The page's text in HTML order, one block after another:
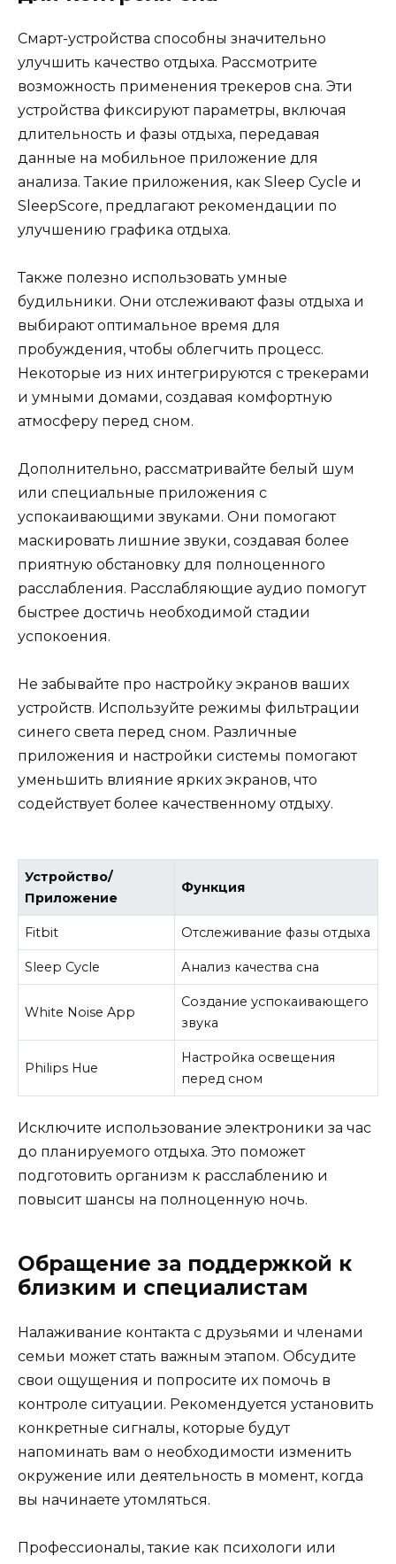
Смарт-устройства способны значительно
улучшить качество отдыха. Рассмотрите
возможность применения трекеров сна. Эти
устройства фиксируют параметры, включая
длительность и фазы отдыха, передавая
данные на мобильное приложение для
анализа. Такие приложения, как Sleep Cycle и
SleepScore, предлагают рекомендации по
улучшению графика отдыха.
Также полезно использовать умные
будильники. Они отслеживают фазы отдыха и
выбирают оптимальное время для
пробуждения, чтобы облегчить процесс.
Некоторые из них интегрируются с трекерами
и умными домами, создавая комфортную
атмосферу перед сном.
Дополнительно, рассматривайте белый шум
или специальные приложения с
успокаивающими звуками. Они помогают
маскировать лишние звуки, создавая более
приятную обстановку для полноценного
расслабления. Расслабляющие аудио помогут
быстрее достичь необходимой стадии
успокоения.
Не забывайте про настройку экранов ваших
устройств. Используйте режимы фильтрации
синего света перед сном. Различные
приложения и настройки системы помогают
уменьшить влияние ярких экранов, что
содействует более качественному отдыху.
Устройство/
Приложение
Функция
Fitbit Отслеживание фазы отдыха
Sleep Cycle Анализ качества сна
White Noise App
Создание успокаивающего
звука
Philips Hue
Настройка освещения
перед сном
Исключите использование электроники за час
до планируемого отдыха. Это поможет
подготовить организм к расслаблению и
повысит шансы на полноценную ночь.
Обращение за поддержкой к
близким и специалистам
Налаживание контакта с друзьями и членами
семьи может стать важным этапом. Обсудите
свои ощущения и попросите их помочь в
контроле ситуации. Рекомендуется установить
конкретные сигналы, которые будут
напоминать вам о необходимости изменить
окружение или деятельность в момент, когда
вы начинаете утомляться.
Профессионалы, такие как психологи или